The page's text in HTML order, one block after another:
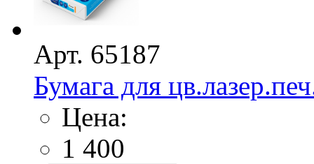
Арт. 65187
Бумага для
Цена:
1 400